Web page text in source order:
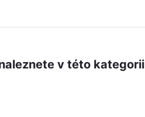
v této kategorii